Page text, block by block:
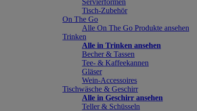
Servierformen
Tisch-Zubehör
On The Go
Alle On The Go Produkte ansehen
Trinken
Alle in Trinken ansehen
Becher & Tassen
Tee- & Kaffeekannen
Gläser
Wein-Accessoires
Tischwäsche & Geschirr
Alle in Geschirr ansehen
Teller & Schüsseln